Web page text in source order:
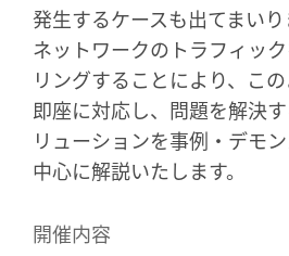
発生するケースも出てまいり
ネットワークのトラフィッ
リングすることにより、こ
即座に対応し、問題を解決
リューションを事例・デモ
中心に解説いたします。
開催内容